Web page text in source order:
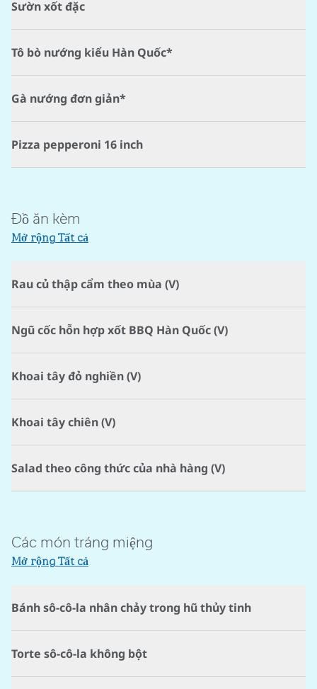
Sườn xốt đặc
Tô bò nướng kiểu Hàn Quốc*
Gà nướng đơn giản*
Pizza pepperoni 16 inch
Đồ ăn kèm
Mở rộng Tất cả
Rau củ thập cẩm theo mùa (V)
Ngũ cốc hỗn hợp xốt BBQ Hàn Quốc (V)
Khoai tây đỏ nghiền (V)
Khoai tây chiên (V)
Salad theo công thức của nhà hàng (V)
Các món tráng miệng
Mở rộng Tất cả
Bánh sô-cô-la nhân chảy trong hũ thủy tinh
Torte sô-cô-la không bột